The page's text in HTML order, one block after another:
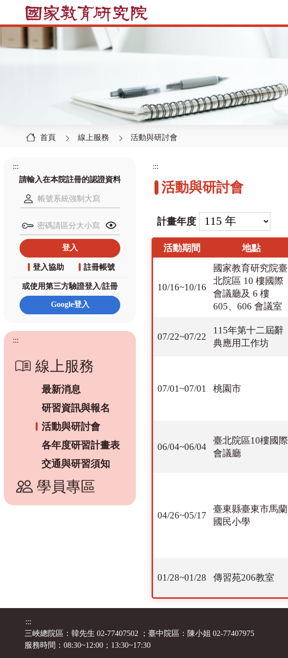
首頁 線上服務 活動與研討會
:::
請輸入在本院註冊的認證資料
登入協助 註冊帳號
或使用第三方驗證登入/註冊
:::
線上服務
最新消息
研習資訊與報名
活動與研討會
各年度研習計畫表
交通與研習須知
學員專區
:::
活動與研討會
計畫年度
活動期間 地點
10/16~10/16
國家教育研究院臺
北院區 10 樓國際
會議廳及 6 樓
605、606 會議室
07/22~07/22
115年第十二屆辭
典應用工作坊
07/01~07/01 桃園市
06/04~06/04
臺北院區10樓國際
會議廳
04/26~05/17
臺東縣臺東市馬蘭
國民小學
01/28~01/28 傳習苑206教室
:::
三峽總院區：韓先生 02-77407502
臺中院區：陳小姐 02-77407975
服務時間：08:30~12:00；13:30~17:30